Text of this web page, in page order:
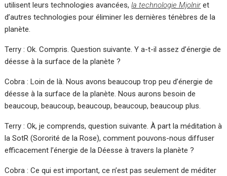
utilisent leurs technologies avancées,la technologie Mjolniret
d’autres technologies pour éliminer les dernières ténèbres de la
planète.
Terry : Ok. Compris. Question suivante. Y a-t-il assez d’énergie de
déesse à la surface de la planète ?
Cobra : Loin de là. Nous avons beaucoup trop peu d’énergie de
déesse à la surface de la planète. Nous aurons besoin de
beaucoup, beaucoup, beaucoup, beaucoup, beaucoup plus.
Terry : Ok, je comprends, question suivante. À part la méditation à
la SotR (Sororité de la Rose), comment pouvons-nous diffuser
efficacement l’énergie de la Déesse à travers la planète ?
Cobra : Ce qui est important, ce n’est pas seulement de méditer